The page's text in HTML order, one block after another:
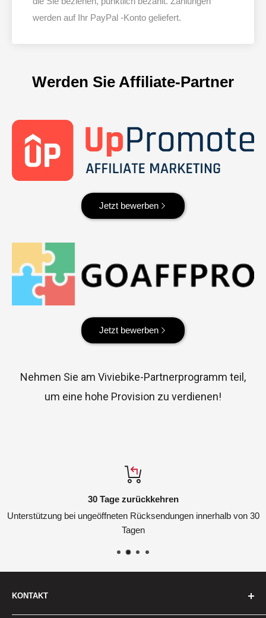
werden auf Ihr PayPal -Konto geliefert.
Werden Sie Affiliate-Partner
Jetzt bewerben
Jetzt bewerben
Nehmen Sie am Viviebike-Partnerprogramm teil,
um eine hohe Provision zu verdienen!
30 Tage zurückkehren
Unterstützung bei ungeöffneten Rücksendungen innerhalb von 30
Tagen
KONTAKT